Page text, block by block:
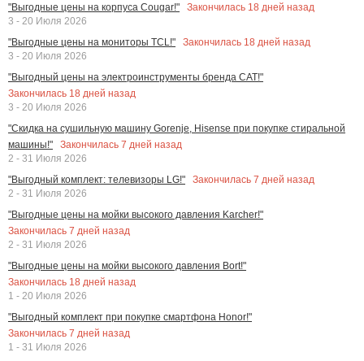
"Выгодные цены на корпуса Cougar!"
Закончилась 18 дней назад
3 - 20 Июля 2026
"Выгодные цены на мониторы TCL!"
Закончилась 18 дней назад
3 - 20 Июля 2026
"Выгодный цены на электроинструменты бренда CAT!"
Закончилась 18 дней назад
3 - 20 Июля 2026
"Скидка на сушильную машину Gorenje, Hisense при покупке стиральной
машины!"
Закончилась 7 дней назад
2 - 31 Июля 2026
"Выгодный комплект: телевизоры LG!"
Закончилась 7 дней назад
2 - 31 Июля 2026
"Выгодные цены на мойки высокого давления Karcher!"
Закончилась 7 дней назад
2 - 31 Июля 2026
"Выгодные цены на мойки высокого давления Bort!"
Закончилась 18 дней назад
1 - 20 Июля 2026
"Выгодный комплект при покупке смартфона Honor!"
Закончилась 7 дней назад
1 - 31 Июля 2026